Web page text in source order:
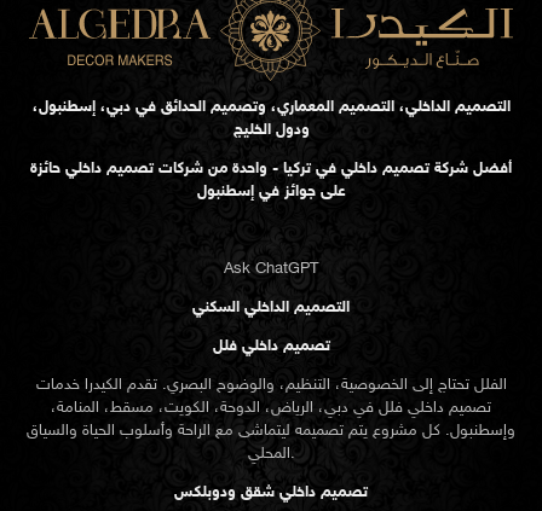
التصميم الداخلي، التصميم المعماري، وتصميم الحدائق في دبي، إسطنبول،
ودول الخليج
أفضل شركة تصميم داخلي في تركيا - واحدة من شركات تصميم داخلي حائزة
على جوائز في إسطنبول
Ask ChatGPT
التصميم الداخلي السكني
تصميم داخلي فلل
الفلل تحتاج إلى الخصوصية، التنظيم، والوضوح البصري. تقدم الكيدرا خدمات
تصميم داخلي فلل في دبي، الرياض، الدوحة، الكويت، مسقط، المنامة،
وإسطنبول. كل مشروع يتم تصميمه ليتماشى مع الراحة وأسلوب الحياة والسياق
المحلي.
تصميم داخلي شقق ودوبلكس